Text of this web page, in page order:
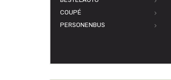
COUPÉ
PERSONENBUS